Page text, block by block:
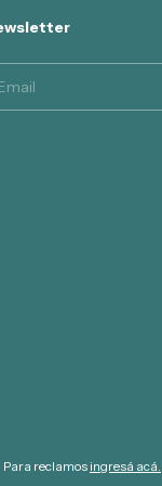
Para reclamos ingresá acá.